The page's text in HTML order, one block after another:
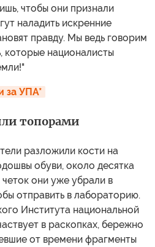
чтобы они признали
наладить искренние
правду. Мы ведь говорим
которые националисты
за УПА*
топорами
разложили кости на
обуви, около десятка
они уже убрали в
отправить в лабораторию.
Института национальной
в раскопках, бережно
от времени фрагменты